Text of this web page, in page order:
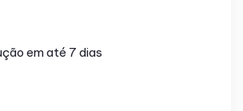
em até 7 dias